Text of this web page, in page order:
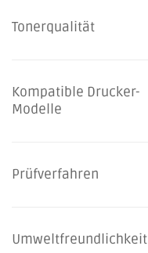
Tonerqualität
Kompatible Drucker-
Modelle
Prüfverfahren
Umweltfreundlichkeit